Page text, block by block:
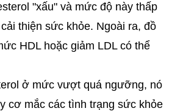
"xấu" và mức độ này thấp
thiện sức khỏe. Ngoài ra, đồ
HDL hoặc giảm LDL có thể
ở mức vượt quá ngưỡng, nó
cơ mắc các tình trạng sức khỏe